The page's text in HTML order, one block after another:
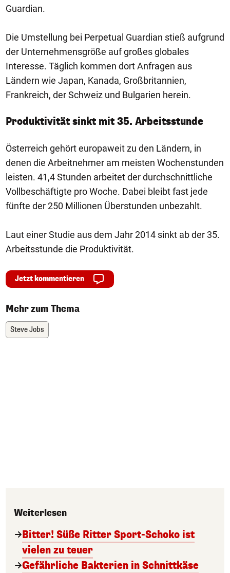
Guardian.
Die Umstellung bei Perpetual Guardian stieß aufgrund
der Unternehmensgröße auf großes globales
Interesse. Täglich kommen dort Anfragen aus
Ländern wie Japan, Kanada, Großbritannien,
Frankreich, der Schweiz und Bulgarien herein.
Produktivität sinkt mit 35. Arbeitsstunde
Österreich gehört europaweit zu den Ländern, in
denen die Arbeitnehmer am meisten Wochenstunden
leisten. 41,4 Stunden arbeitet der durchschnittliche
Vollbeschäftigte pro Woche. Dabei bleibt fast jede
fünfte der 250 Millionen Überstunden unbezahlt.
Laut einer Studie aus dem Jahr 2014 sinkt ab der 35.
Arbeitsstunde die Produktivität.
Jetzt kommentieren
Mehr zum Thema
Steve Jobs
Weiterlesen
Bitter! Süße Ritter Sport-Schoko ist
vielen zu teuer
Gefährliche Bakterien in Schnittkäse